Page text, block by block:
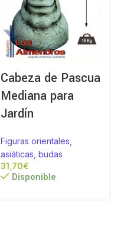
Cabeza de Pascua
Mediana para
Jardín
Figuras orientales,
asiáticas, budas
€
Disponible